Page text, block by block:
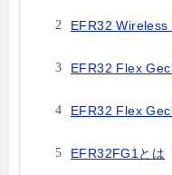
EFR32 Wireless
EFR32 Flex
EFR32 Flex
EFR32FG1とは